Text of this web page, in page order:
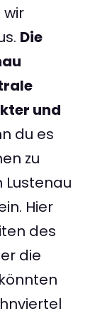
Die
und
du es
zu
Lustenau
Hier
des
die